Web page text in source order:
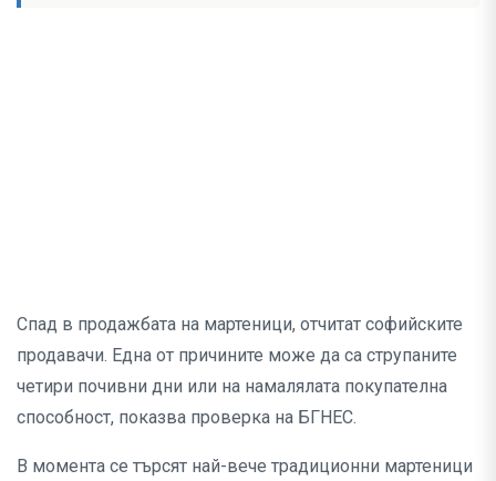
Спад в продажбата на мартеници, отчитат софийските
продавачи. Една от причините може да са струпаните
четири почивни дни или на намалялата покупателна
способност, показва проверка на БГНЕС.
В момента се търсят най-вече традиционни мартеници